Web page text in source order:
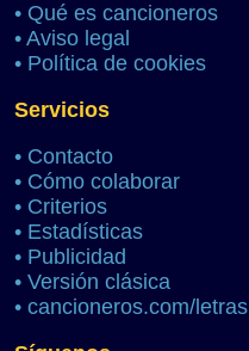
• Qué es cancioneros
• Aviso legal
• Política de cookies
Servicios
• Contacto
• Cómo colaborar
• Criterios
• Estadísticas
• Publicidad
• Versión clásica
• cancioneros.com/letras